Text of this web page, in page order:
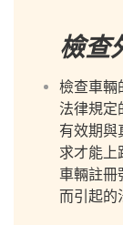
檢查
檢查車輛
法律規定
有效期與
求才能上
車輛註冊
而引起的